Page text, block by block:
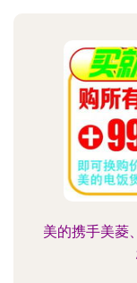
美的携手美菱